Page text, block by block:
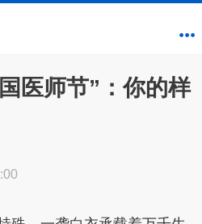
医师节”：你的样